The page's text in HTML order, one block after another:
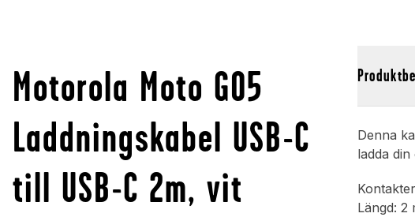
Motorola Moto G05
Laddningskabel USB-C
till USB-C 2m, vit
Denna
ladda
Längd: 2